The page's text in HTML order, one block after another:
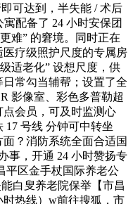
可达到，半失能 / 术后
寓配备了 24 小时安保团
难” 的窘境。同时正在
疗级照护尺度的专属房
适老化” 设想尺度，供
常勾当辅帮；设置了全
影像室、彩色多普勒超
会员，可及时监测心
17 号线 分钟可中转坐
？消防系统全面合适国
事，开通 24 小时赞扬专
平区金手杖国际养老公
白叟养老院保举【市昌
热线）w前往搜狐，市